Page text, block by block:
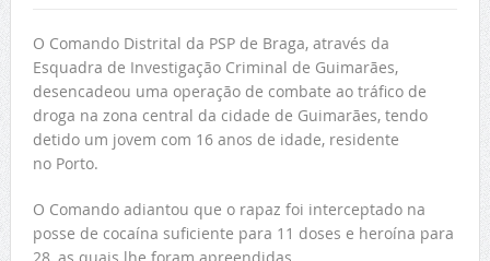
O Comando Distrital da PSP de Braga, através da
Esquadra de Investigação Criminal de Guimarães,
desencadeou uma operação de combate ao tráfico de
droga na zona central da cidade de Guimarães, tendo
detido um jovem com 16 anos de idade, residente
no Porto.
O Comando adiantou que o rapaz foi interceptado na
posse de cocaína suficiente para 11 doses e heroína para